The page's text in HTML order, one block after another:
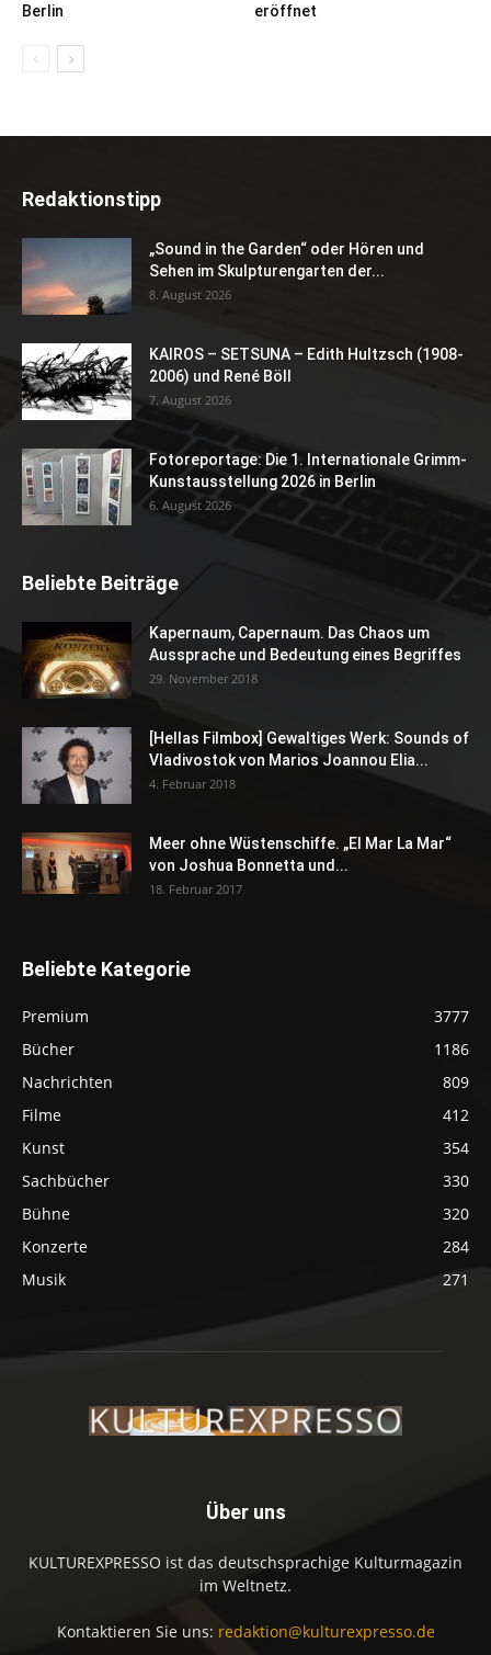
Berlin
eröffnet
Redaktionstipp
„Sound in the Garden“ oder Hören und
Sehen im Skulpturengarten der...
8. August 2026
KAIROS – SETSUNA – Edith Hultzsch (1908-
2006) und René Böll
7. August 2026
Fotoreportage: Die 1. Internationale Grimm-
Kunstausstellung 2026 in Berlin
6. August 2026
Beliebte Beiträge
Kapernaum, Capernaum. Das Chaos um
Aussprache und Bedeutung eines Begriffes
29. November 2018
[Hellas Filmbox] Gewaltiges Werk: Sounds of
Vladivostok von Marios Joannou Elia...
4. Februar 2018
Meer ohne Wüstenschiffe. „El Mar La Mar“
von Joshua Bonnetta und...
18. Februar 2017
Beliebte Kategorie
Premium
3777
Bücher
1186
Nachrichten
809
Filme
412
Kunst
354
Sachbücher
330
Bühne
320
Konzerte
284
Musik
271
Über uns
KULTUREXPRESSO ist das deutschsprachige Kulturmagazin
im Weltnetz.
Kontaktieren Sie uns: redaktion@kulturexpresso.de